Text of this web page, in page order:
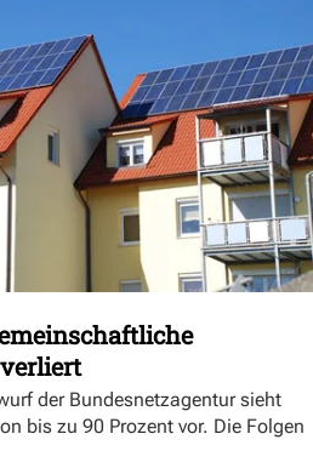
der Bundesnetzagentur sieht
bis zu 90 Prozent vor. Die Folgen